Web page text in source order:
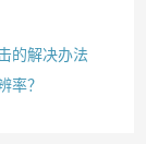
的解决办法
率？